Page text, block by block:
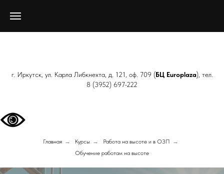
г. Иркутск, ул. Карла Либкнехта, д. 121, оф. 709 (БЦ Europlaza), тел.
8 (3952) 697-222
Главная → Курсы → Работа на высоте и в ОЗП →
Обучение работам на высоте